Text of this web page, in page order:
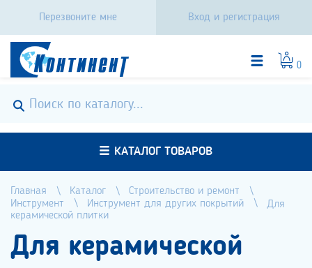
Перезвоните мне Вход и регистрация
0
КАТАЛОГ ТОВАРОВ
Главная Каталог
Строительство и ремонт
Инструмент
Инструмент для других покрытий
Для
керамической плитки
Для керамической